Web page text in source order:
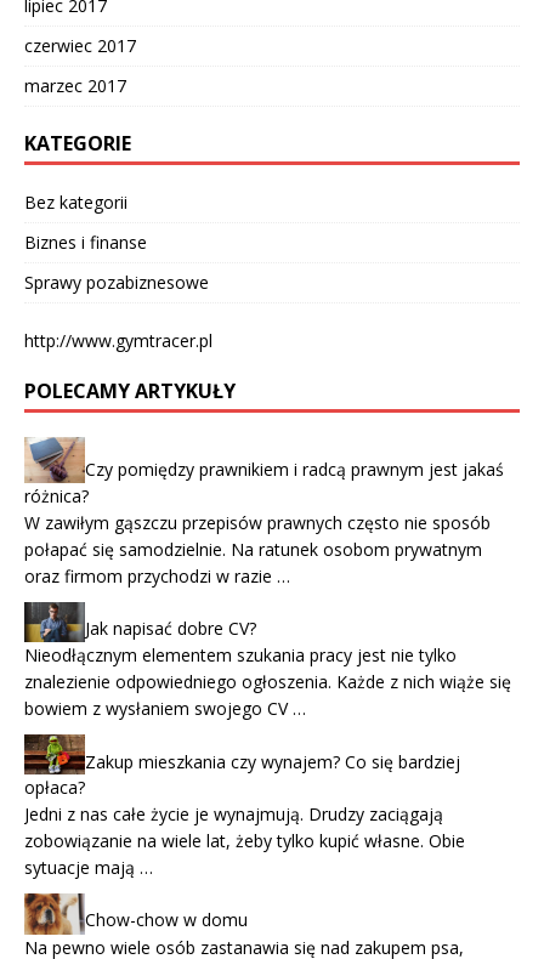
lipiec 2017
czerwiec 2017
marzec 2017
KATEGORIE
Bez kategorii
Biznes i finanse
Sprawy pozabiznesowe
http://www.gymtracer.pl
POLECAMY ARTYKUŁY
Czy pomiędzy prawnikiem i radcą prawnym jest jakaś
różnica?
W zawiłym gąszczu przepisów prawnych często nie sposób
połapać się samodzielnie. Na ratunek osobom prywatnym
oraz firmom przychodzi w razie …
Jak napisać dobre CV?
Nieodłącznym elementem szukania pracy jest nie tylko
znalezienie odpowiedniego ogłoszenia. Każde z nich wiąże się
bowiem z wysłaniem swojego CV …
Zakup mieszkania czy wynajem? Co się bardziej
opłaca?
Jedni z nas całe życie je wynajmują. Drudzy zaciągają
zobowiązanie na wiele lat, żeby tylko kupić własne. Obie
sytuacje mają …
Chow-chow w domu
Na pewno wiele osób zastanawia się nad zakupem psa,